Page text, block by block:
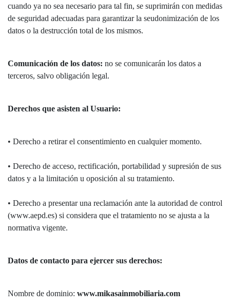
cuando ya no sea necesario para tal fin, se suprimirán con medidas
de seguridad adecuadas para garantizar la seudonimización de los
datos o la destrucción total de los mismos.
Comunicación de los datos: no se comunicarán los datos a
terceros, salvo obligación legal.
Derechos que asisten al Usuario:
• Derecho a retirar el consentimiento en cualquier momento.
• Derecho de acceso, rectificación, portabilidad y supresión de sus
datos y a la limitación u oposición al su tratamiento.
• Derecho a presentar una reclamación ante la autoridad de control
(www.aepd.es) si considera que el tratamiento no se ajusta a la
normativa vigente.
Datos de contacto para ejercer sus derechos:
Nombre de dominio: www.mikasainmobiliaria.com